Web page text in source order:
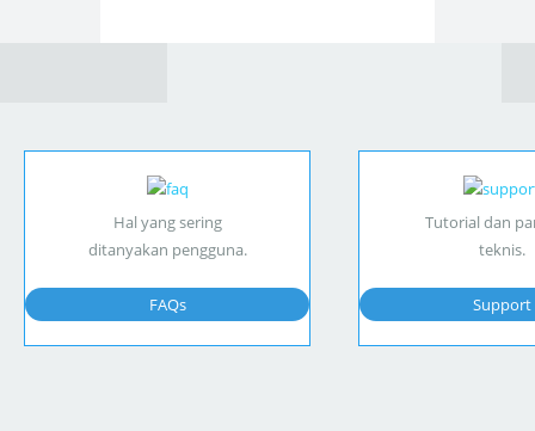
Hal yang sering
ditanyakan pengguna.
FAQs
Tutorial dan
teknis.
Support